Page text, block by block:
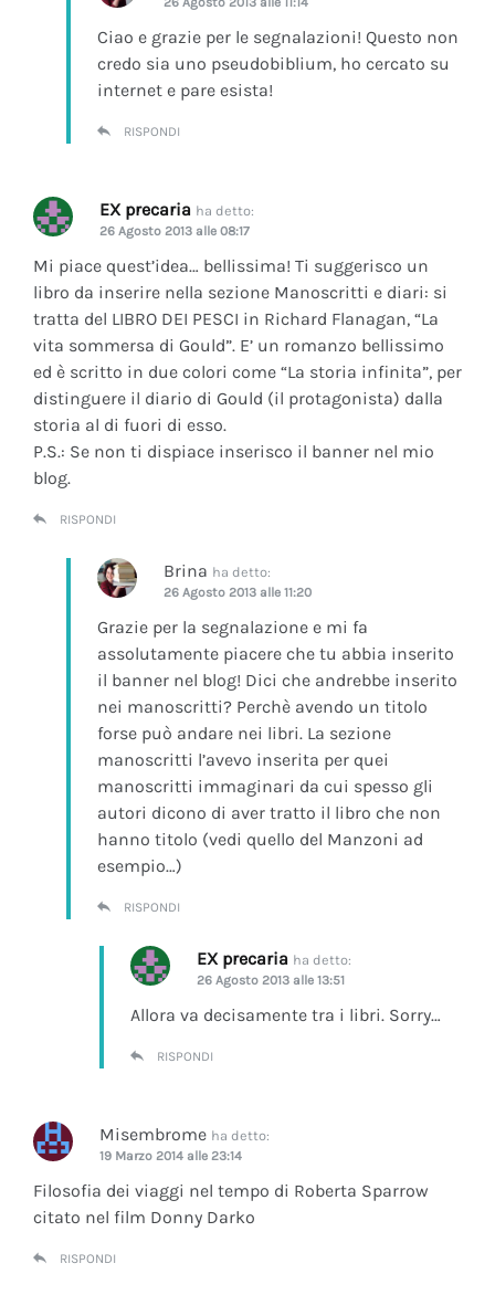
Ciao e grazie per le segnalazioni! Questo non
credo sia uno pseudobiblium, ho cercato su
internet e pare esista!
RISPONDI
EX precaria ha detto:
26 Agosto 2013 alle 08:17
Mi piace quest’idea… bellissima! Ti suggerisco un
libro da inserire nella sezione Manoscritti e diari: si
tratta del LIBRO DEI PESCI in Richard Flanagan, “La
vita sommersa di Gould”. E’ un romanzo bellissimo
ed è scritto in due colori come “La storia infinita”, per
distinguere il diario di Gould (il protagonista) dalla
storia al di fuori di esso.
P.S.: Se non ti dispiace inserisco il banner nel mio
blog.
RISPONDI
Brina ha detto:
26 Agosto 2013 alle 11:20
Grazie per la segnalazione e mi fa
assolutamente piacere che tu abbia inserito
il banner nel blog! Dici che andrebbe inserito
nei manoscritti? Perchè avendo un titolo
forse può andare nei libri. La sezione
manoscritti l’avevo inserita per quei
manoscritti immaginari da cui spesso gli
autori dicono di aver tratto il libro che non
hanno titolo (vedi quello del Manzoni ad
esempio…)
RISPONDI
EX precaria ha detto:
26 Agosto 2013 alle 13:51
Allora va decisamente tra i libri. Sorry…
RISPONDI
Misembrome ha detto:
19 Marzo 2014 alle 23:14
Filosofia dei viaggi nel tempo di Roberta Sparrow
citato nel film Donny Darko
RISPONDI